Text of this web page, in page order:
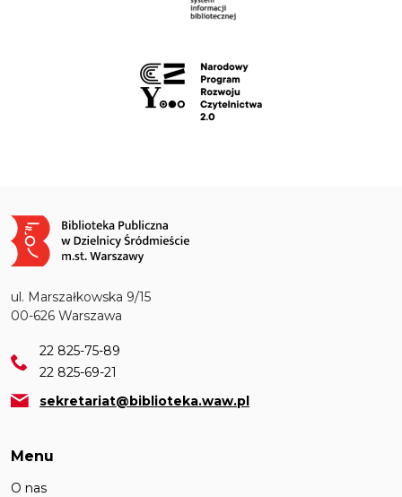
Obraz
ul. Marszałkowska 9/15
00-626 Warszawa
22 825-75-89
22 825-69-21
sekretariat@biblioteka.waw.pl
Menu
O nas